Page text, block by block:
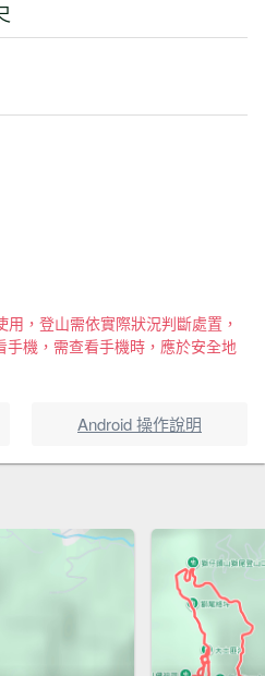
，登山需依實際狀況判斷處置，
機，需查看手機時，應於安全地
Android 操作說明